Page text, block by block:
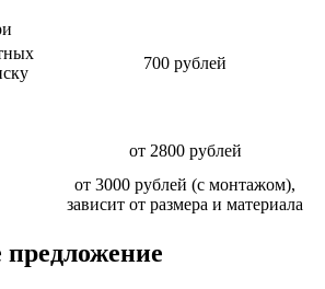
700 рублей
от 2800 рублей
от 3000 рублей (с монтажом),
зависит от размера и материала